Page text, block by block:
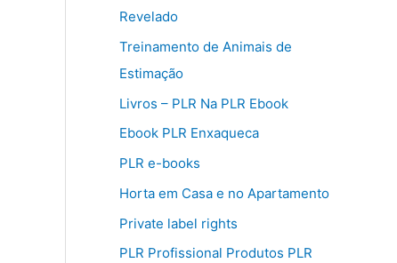
Revelado
Treinamento de Animais de
Estimação
Livros – PLR Na PLR Ebook
Ebook PLR Enxaqueca
PLR e-books
Horta em Casa e no Apartamento
Private label rights
PLR Profissional Produtos PLR